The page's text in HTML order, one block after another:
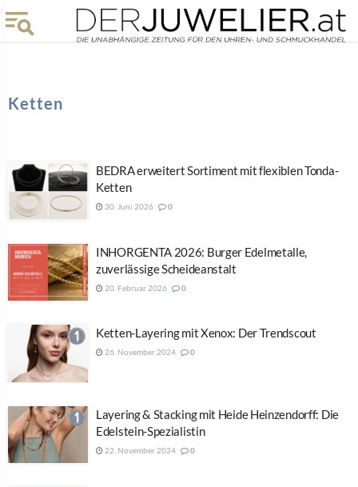
Ketten
BEDRA erweitert Sortiment mit flexiblen Tonda-
Ketten
30. Juni 2026 0
INHORGENTA 2026: Burger Edelmetalle,
zuverlässige Scheideanstalt
20. Februar 2026 0
Ketten-Layering mit Xenox: Der Trendscout
26. November 2024 0
Layering & Stacking mit Heide Heinzendorff: Die
Edelstein-Spezialistin
22. November 2024 0